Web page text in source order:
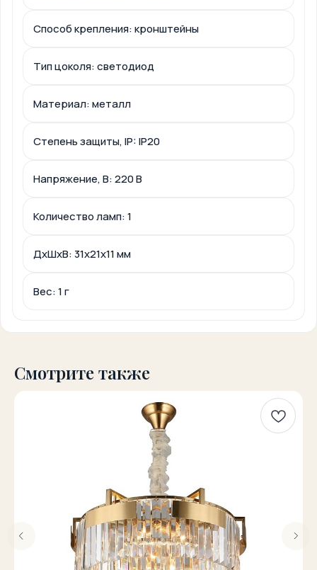
Способ крепления: кронштейны
Тип цоколя: светодиод
Материал: металл
Степень защиты, IP: IP20
Напряжение, В: 220 В
Количество ламп: 1
ДxШxВ: 31x21x11 мм
Вес: 1 г
Смотрите также